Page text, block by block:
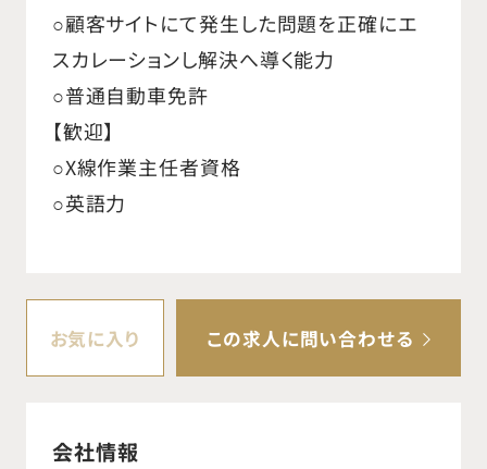
○顧客サイトにて発生した問題を正確にエ
スカレーションし解決へ導く能力
○普通自動車免許
【歓迎】
○X線作業主任者資格
○英語力
お気に入り この求人に問い合わせる
会社情報